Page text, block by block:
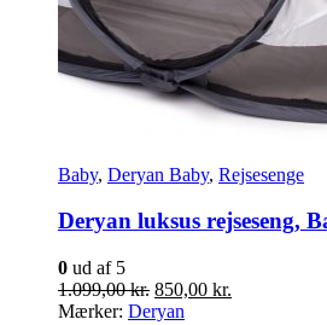
Baby, Deryan Baby, Rejsesenge
Deryan luksus rejseseng,
0 ud af 5
1.099,00kr. Den
oprindelige
850,00 kr.
Mærker: Deryan